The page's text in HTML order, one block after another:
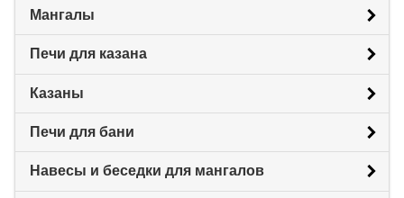
Мангалы
Печи для казана
Казаны
Печи для бани
Навесы и беседки для мангалов